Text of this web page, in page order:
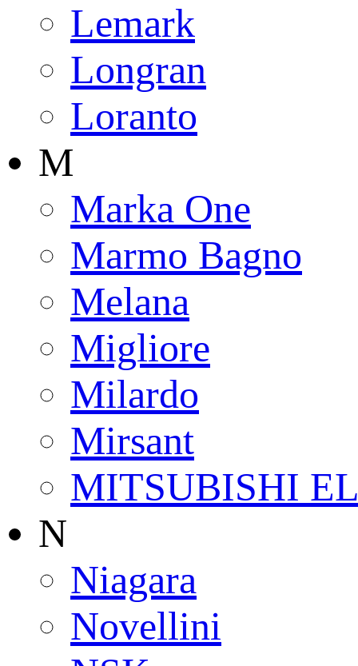
Lemark
Longran
Loranto
M
Marka One
Marmo Bagno
Melana
Migliore
Milardo
Mirsant
MITSUBISHI
N
Niagara
Novellini